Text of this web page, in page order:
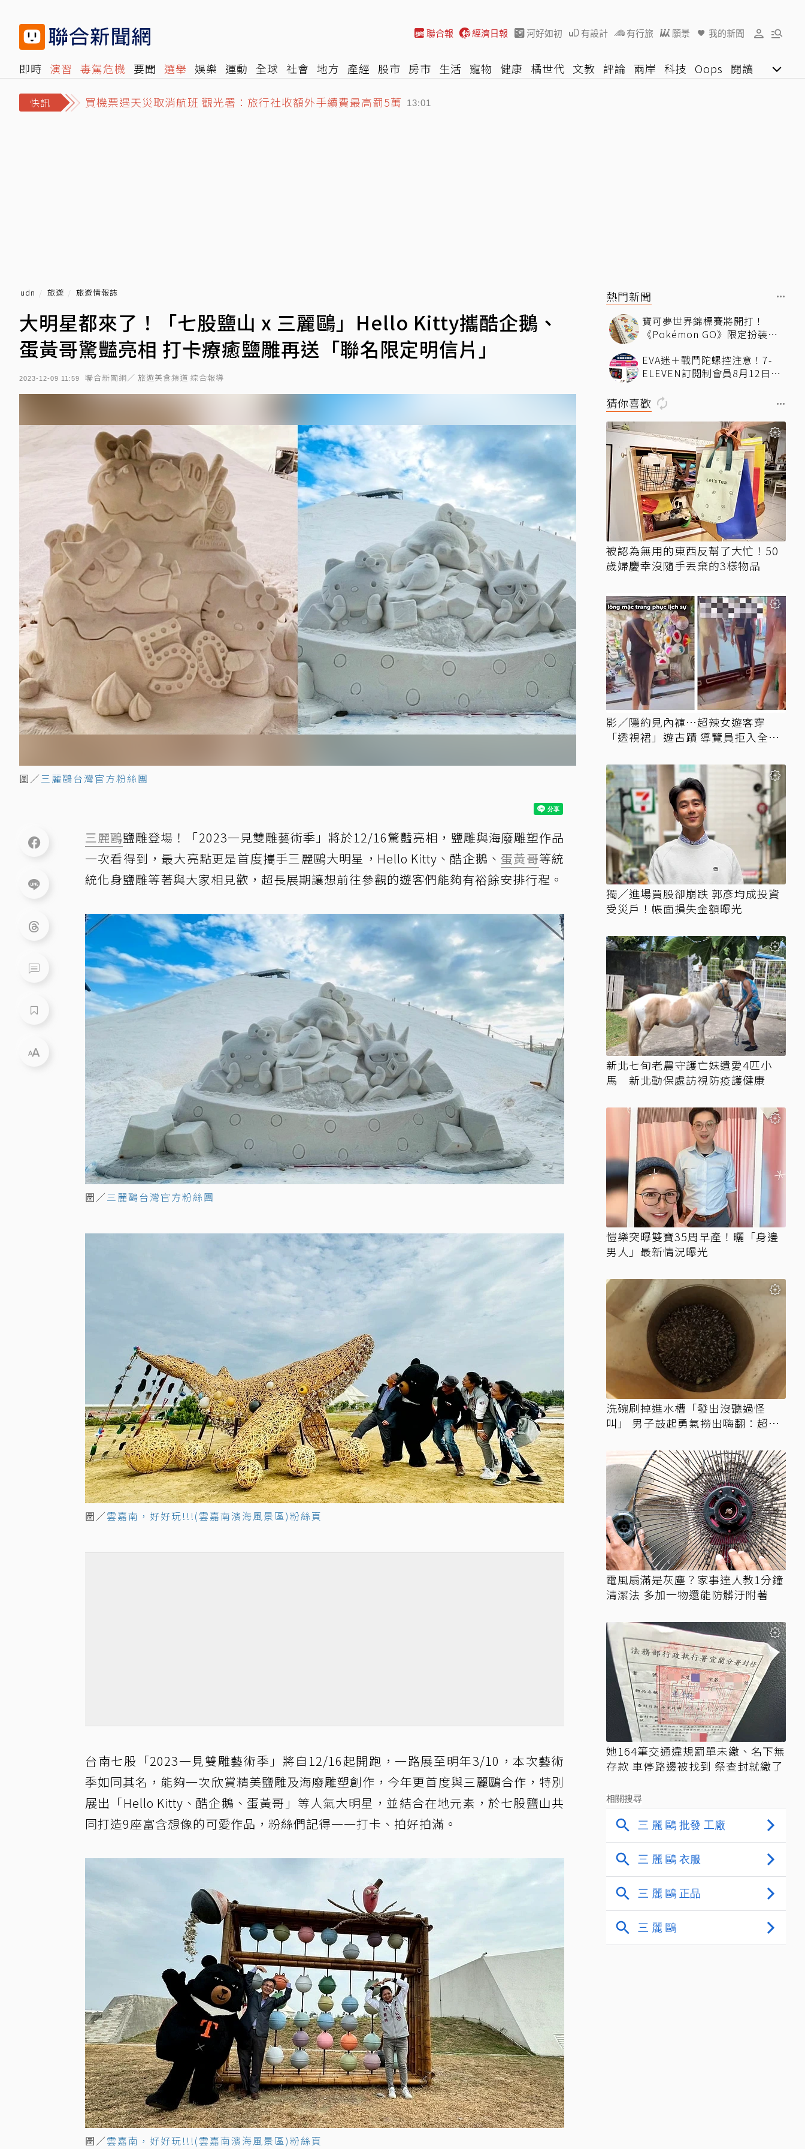
聯合報 經濟日報 河好如初 有設計 有行旅 願景 我的新聞
即時 演習 毒駕危機 要聞 選舉 娛樂 運動 全球 社會 地方 產經 股市 房市 生活 寵物 健康 橘世代 文教 評論 兩岸 科技 Oops
閱讀
快訊
買機票遇天災取消航班 觀光署：旅行社收額外手續費最高罰5萬
民法刪兄弟姊妹特留分 「這東西」成遺產攻防戰關鍵 12:44
udn 旅遊 旅遊情報誌
大明星都來了！「七股鹽山 x 三麗鷗」Hello Kitty攜酷企鵝、
蛋黃哥驚豔亮相 打卡療癒鹽雕再送「聯名限定明信片」
2023-12-09 11:59 聯合新聞網／ 旅遊美食頻道 綜合報導
圖／三麗鷗台灣官方粉絲團
三麗鷗鹽雕登場！「2023一見雙雕藝術季」將於12/16驚豔亮相，鹽雕與海廢雕塑作品
一次看得到，最大亮點更是首度攜手三麗鷗大明星，Hello Kitty、酷企鵝、蛋黃哥等統
統化身鹽雕等著與大家相見歡，超長展期讓想前往參觀的遊客們能夠有裕餘安排行程。
圖／ 三麗鷗台灣官方粉絲團
圖／雲嘉南，好好玩!!!(雲嘉南濱海風景區)粉絲頁
台南七股「2023一見雙雕藝術季」將自12/16起開跑，一路展至明年3/10，本次藝術
季如同其名，能夠一次欣賞精美鹽雕及海廢雕塑創作，今年更首度與三麗鷗合作，特別
展出「Hello Kitty、酷企鵝、蛋黃哥」等人氣大明星，並結合在地元素，於七股鹽山共
同打造9座富含想像的可愛作品，粉絲們記得一一打卡、拍好拍滿。
圖／雲嘉南，好好玩!!!(雲嘉南濱海風景區)粉絲頁
熱門新聞
寶可夢世界錦標賽將開打！
《Pokémon GO》限定扮裝皮
EVA迷＋戰鬥陀螺控注意！7-
ELEVEN訂閱制會員8月12日搶
猜你喜歡
被認為無用的東西反幫了大忙！50
歲婦慶幸沒隨手丟棄的3樣物品
影／隱約見內褲…超辣女遊客穿
「透視裙」遊古蹟 導覽員拒入全網
獨／進場買股卻崩跌 郭彥均成投資
受災戶！帳面損失金額曝光
新北七旬老農守護亡妹遺愛4匹小
馬 新北動保處訪視防疫護健康
愷樂突曝雙寶35周早產！曬「身邊
男人」最新情況曝光
洗碗刷掉進水槽「發出沒聽過怪
叫」 男子鼓起勇氣撈出嗨翻：超可
電風扇滿是灰塵？家事達人教1分鐘
清潔法 多加一物還能防髒汙附著
她164筆交通違規罰單未繳、名下無
存款 車停路邊被找到 祭查封就繳了